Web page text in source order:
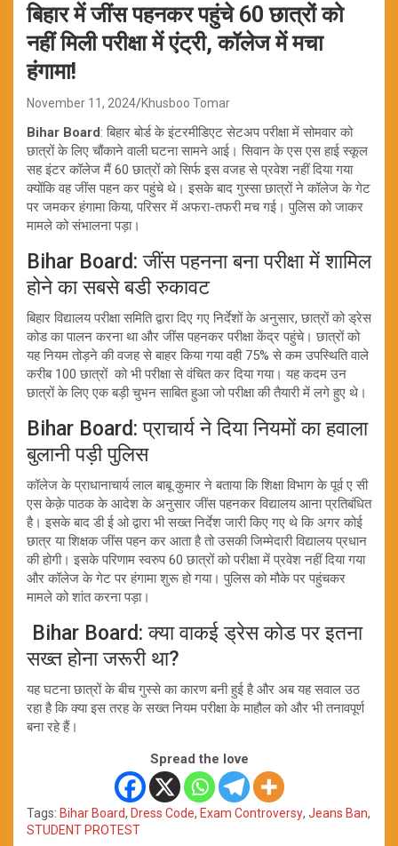
बिहार में जींस पहनकर पहुंचे 60 छात्रों को
नहीं मिली परीक्षा में एंट्री, कॉलेज में मचा
हंगामा!
November 11, 2024 Khusboo Tomar
Bihar Board: बिहार बोर्ड के इंटरमीडिएट सेटअप परीक्षा में सोमवार को
छात्रों के लिए चौंकाने वाली घटना सामने आई। सिवान के एस एस हाई स्कूल
सह इंटर कॉलेज मैं 60 छात्रों को सिर्फ इस वजह से प्रवेश नहीं दिया गया
क्योंकि वह जींस पहन कर पहुंचे थे। इसके बाद गुस्सा छात्रों ने कॉलेज के गेट
पर जमकर हंगामा किया, परिसर में अफरा-तफरी मच गई। पुलिस को जाकर
मामले को संभालना पड़ा।
Bihar Board: जींस पहनना बना परीक्षा में शामिल
होने का सबसे बडी रुकावट
बिहार विद्यालय परीक्षा समिति द्वारा दिए गए निर्देशों के अनुसार, छात्रों को ड्रेस
कोड का पालन करना था और जींस पहनकर परीक्षा केंद्र पहुंचे। छात्रों को
यह नियम तोड़ने की वजह से बाहर किया गया वही 75% से कम उपस्थिति वाले
करीब 100 छात्रों को भी परीक्षा से वंचित कर दिया गया। यह कदम उन
छात्रों के लिए एक बड़ी चुभन साबित हुआ जो परीक्षा की तैयारी में लगे हुए थे।
Bihar Board: प्राचार्य ने दिया नियमों का हवाला
बुलानी पड़ी पुलिस
कॉलेज के प्राधानाचार्य लाल बाबू कुमार ने बताया कि शिक्षा विभाग के पूर्व ए सी
एस केक़े पाठक के आदेश के अनुसार जींस पहनकर विद्यालय आना प्रतिबंधित
है। इसके बाद डी ई ओ द्वारा भी सख्त निर्देश जारी किए गए थे कि अगर कोई
छात्र या शिक्षक जींस पहन कर आता है तो उसकी जिम्मेदारी विद्यालय प्रधान
की होगी। इसके परिणाम स्वरुप 60 छात्रों को परीक्षा में प्रवेश नहीं दिया गया
और कॉलेज के गेट पर हंगामा शुरू हो गया। पुलिस को मौके पर पहुंचकर
मामले को शांत करना पड़ा।
Bihar Board: क्या वाकई ड्रेस कोड पर इतना
सख्त होना जरूरी था?
यह घटना छात्रों के बीच गुस्से का कारण बनी हुई है और अब यह सवाल उठ
रहा है कि क्या इस तरह के सख्त नियम परीक्षा के माहौल को और भी तनावपूर्ण
बना रहे हैं।
Spread the love
Tags: Bihar Board, Dress Code, Exam Controversy, Jeans Ban,
STUDENT PROTEST